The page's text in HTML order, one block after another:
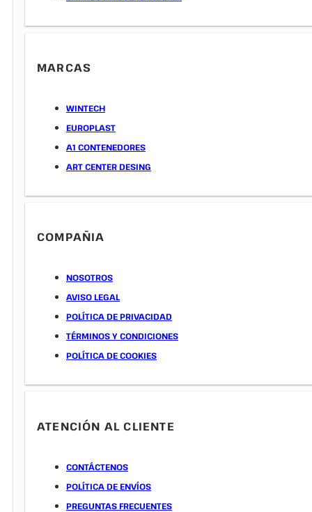
MARCAS
WINTECH
EUROPLAST
A1 CONTENEDORES
ART CENTER DESING
COMPAÑIA
NOSOTROS
AVISO LEGAL
POLÍTICA DE PRIVACIDAD
TÉRMINOS Y CONDICIONES
POLÍTICA DE COOKIES
ATENCIÓN AL CLIENTE
CONTÁCTENOS
POLÍTICA DE ENVÍOS
PREGUNTAS FRECUENTES